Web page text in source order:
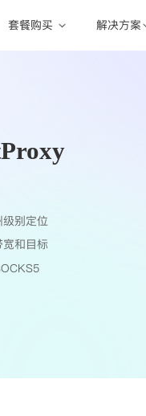
套餐购买 解决方案
别定位
和目标